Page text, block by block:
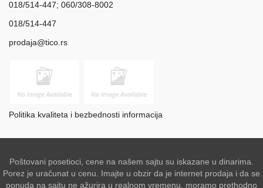
018/514-447; 060/308-8002
018/514-447
prodaja@tico.rs
Politika kvaliteta i bezbednosti informacija
Poštovani posetioci, cene na našem sajtu su iskazane u dinarima.
Porez je uračunat u cenu. Imajte u obzir da je internet prodaja i da se
ponuda na sajtu ne ažurira u realnom vremenu, moramo prethodno